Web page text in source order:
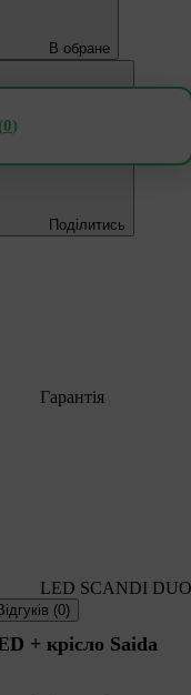
0)
В обране
Поділитись
Гарантія
LED SCANDI DUO
(0)
+ крісло Saida